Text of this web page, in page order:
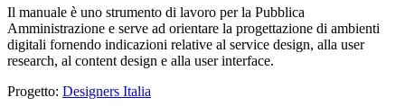
Il manuale è uno strumento di lavoro per la Pubblica
Amministrazione e serve ad orientare la progettazione di ambienti
digitali fornendo indicazioni relative al service design, alla user
research, al content design e alla user interface.
Progetto: Designers Italia